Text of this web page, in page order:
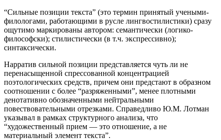
“Сильные позиции текста” (это термин принятый учеными-
филологами, работающими в русле лингвостилистики) сразу
ощутимо маркированы автором: семантически (логико-
философски); стилистически (в т.ч. экспрессивно);
синтаксически.
Нарратив сильной позиции представляется чуть ли не
перенасыщенной спрессованной концентрацией
поэтологических средств, причем они предстают в образном
соотношении с более “разряженными”, менее плотными
денотативно обозначенными нейтральными
повествовательными отрезками. Справедливо Ю.М. Лотман
указывал в рамках структурного анализа, что
“художественный прием — это отношение, а не
материальный элемент текста”.